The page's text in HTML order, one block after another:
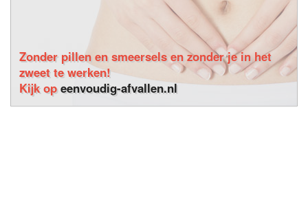
Zonder pillen en smeersels en zonder je in het
zweet te werken!
Kijk opeenvoudig-afvallen.nl